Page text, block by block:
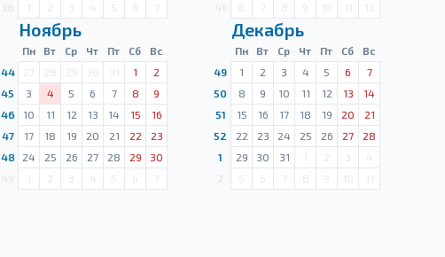
1 2 3 4 5 6 7 6 7 8 9 10 11 12
Ноябрь
Пн Вт Ср Чт Пт Сб
Вс
44
27 28 29 30 31 1
2
45
3 4 5 6 7 8
9
46
10 11 12 13 14 15
16
47
17 18 19 20 21 22
23
48
24 25 26 27 28 29
30
1 2 3 4 5 6 7
Декабрь
Пн Вт Ср Чт Пт Сб
Вс
49
1 2 3 4 5 6
7
50
8 9 10 11 12 13
14
51
15 16 17 18 19 20
21
52
22 23 24 25 26 27
28
1
29 30 31 1 2 3
4
5 6 7 8 9 10 11